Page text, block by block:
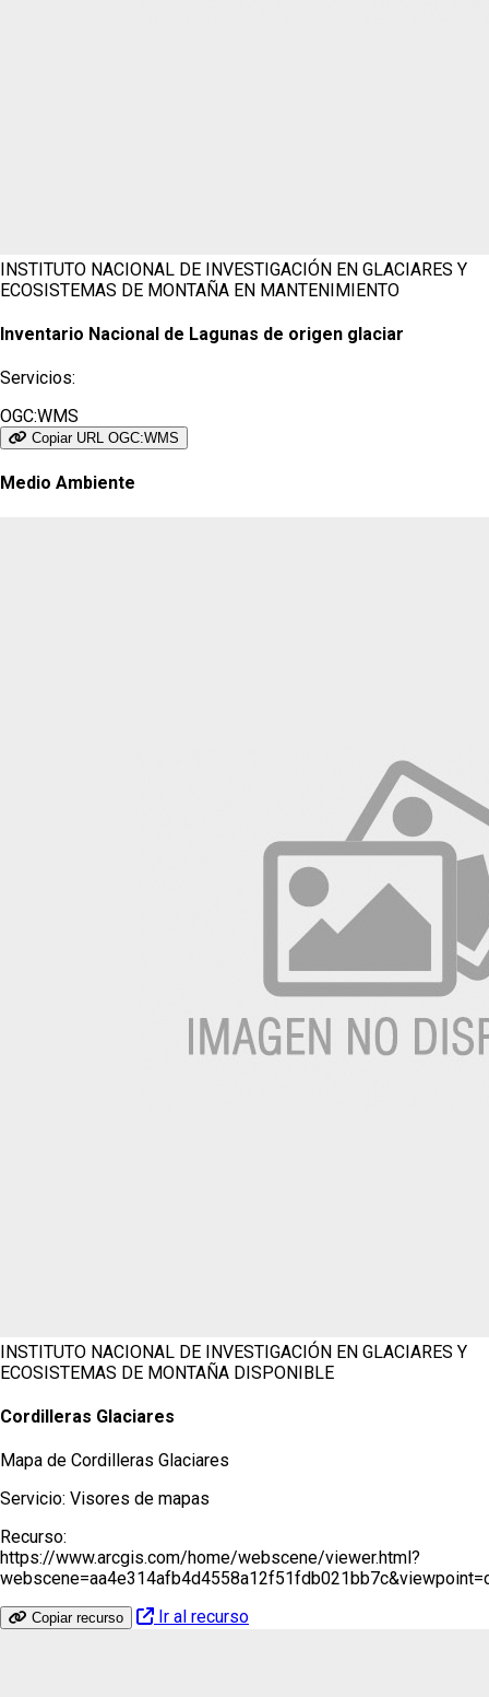
INSTITUTO NACIONAL DE INVESTIGACIÓN EN GLACIARES Y
ECOSISTEMAS DE MONTAÑA EN MANTENIMIENTO
Inventario Nacional de Lagunas de origen glaciar
Servicios:
OGC:WMS
Copiar URL OGC:WMS
Medio Ambiente
INSTITUTO NACIONAL DE INVESTIGACIÓN EN GLACIARES Y
ECOSISTEMAS DE MONTAÑA DISPONIBLE
Cordilleras Glaciares
Mapa de Cordilleras Glaciares
Servicio: Visores de mapas
Recurso:
https://www.arcgis.com/home/webscene/viewer.html?
Copiar recurso Ir al recurso